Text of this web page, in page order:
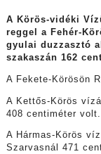
A Körös-vidéki
reggel a Fehér-
gyulai duzzasztó
szakaszán 162
A Fekete-Körösön
A Kettős-Körös
408 centiméter volt.
A Hármas-Körös
Szarvasnál 471